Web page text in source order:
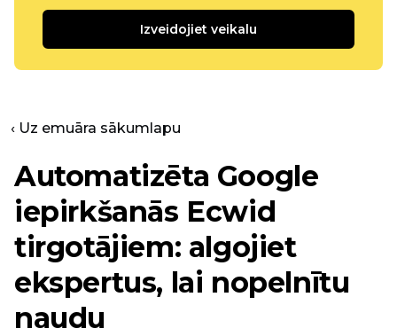
Izveidojiet veikalu
‹ Uz emuāra sākumlapu
Automatizēta Google
iepirkšanās Ecwid
tirgotājiem: algojiet
ekspertus, lai nopelnītu
naudu